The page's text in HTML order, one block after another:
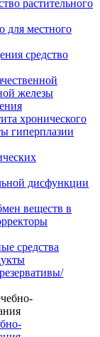
растительного
для местного
средство
железы
хронического
гиперплазии
дисфункции
веществ в
средства